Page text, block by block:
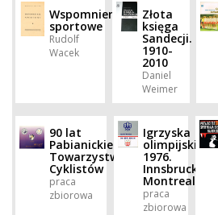
Wspomnienia
sportowe
Rudolf
Wacek
Złota
księga
Sandecji.
1910-
2010
Daniel
Weimer
90 lat
Pabianickiego
Towarzystwa
Cyklistów
praca
zbiorowa
Igrzyska
olimpijskie
1976.
Innsbruck,
Montreal
praca
zbiorowa